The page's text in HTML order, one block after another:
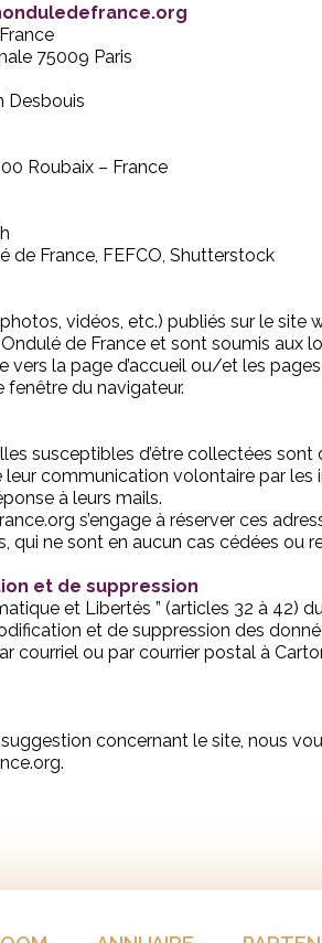
75009 Paris
Desbouis
Roubaix – France
de France, FEFCO, Shutterstock
vidéos, etc.) publiés sur le
de France et sont soumis aux
vers la page d’accueil ou/et les
fenêtre du navigateur.
susceptibles d’être collectées
leur communication volontaire par
à leurs mails.
s’engage à réserver ces
qui ne sont en aucun cas cédées ou
et de suppression
et Libertés ” (articles 32 à 42)
et de suppression des
courriel ou par courrier postal à
concernant le site, nous